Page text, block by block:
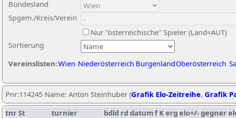
Sortierung
Bundesland
Spgem./Kreis/Verein
Nur "österreichische" Spieler (Land=AUT)
Vereinslisten:Wien Niederösterreich BurgenlandOberösterreich
Pnr:114245 Name: Anton Steinhuber (Grafik Elo-Zeitreihe, Grafik
tnrSt turnier bdld rd datumf Kerg elo+/-gegner